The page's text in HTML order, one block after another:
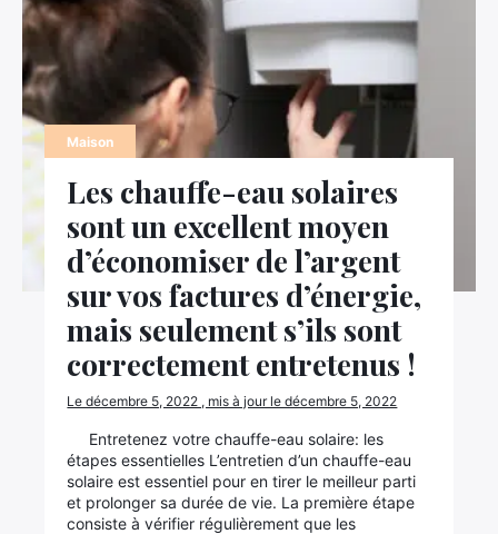
Maison
Les chauffe-eau solaires
sont un excellent moyen
d’économiser de l’argent
sur vos factures d’énergie,
mais seulement s’ils sont
correctement entretenus !
Le décembre 5, 2022 , mis à jour le décembre 5, 2022
Entretenez votre chauffe-eau solaire: les
étapes essentielles L’entretien d’un chauffe-eau
solaire est essentiel pour en tirer le meilleur parti
et prolonger sa durée de vie. La première étape
consiste à vérifier régulièrement que les